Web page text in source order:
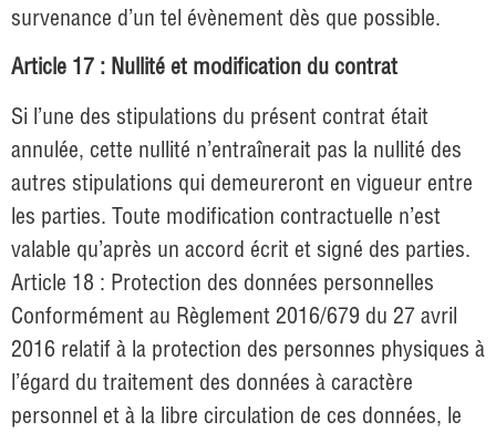
survenance d’un tel évènement dès que possible.
Article 17 : Nullité et modification du contrat
Si l’une des stipulations du présent contrat était
annulée, cette nullité n’entraînerait pas la nullité des
autres stipulations qui demeureront en vigueur entre
les parties. Toute modification contractuelle n’est
valable qu’après un accord écrit et signé des parties.
Article 18 : Protection des données personnelles
Conformément au Règlement 2016/679 du 27 avril
2016 relatif à la protection des personnes physiques à
l’égard du traitement des données à caractère
personnel et à la libre circulation de ces données, le